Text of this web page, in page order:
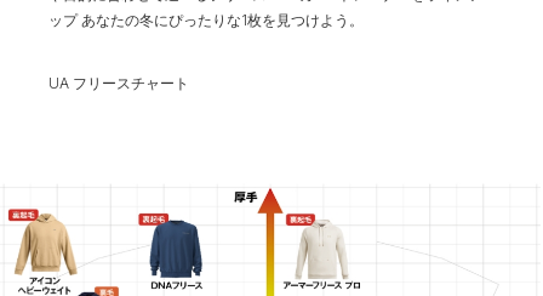
ップあなたの冬にぴったりな1枚を見つけよう。
UA フリースチャート